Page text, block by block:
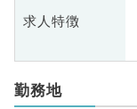
求人特徴
勤務地